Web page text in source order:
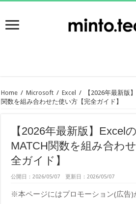
Home / Microsoft / Excel /
【2026年最新版
関数を組み合わせた使い方【完全ガイド】
【2026年最新版】Excel
MATCH関数を組み合わ
全ガイド】
公開日：2026/05/07 更新日：2026/05/07
※本ページにはプロモーション(広告)